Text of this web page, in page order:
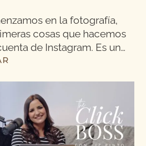
en la fotografía,
cosas que hacemos
de Instagram. Es un…